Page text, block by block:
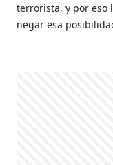
terrorista, y por eso
negar esa